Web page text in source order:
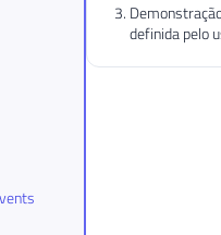
definida pelo